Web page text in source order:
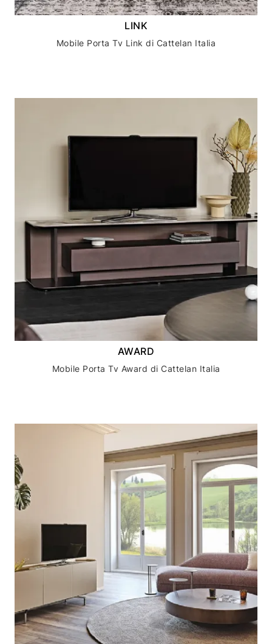
LINK
Mobile Porta Tv Link di Cattelan Italia
AWARD
Mobile Porta Tv Award di Cattelan Italia